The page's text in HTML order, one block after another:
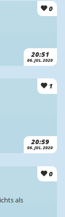
0
20:51
06. JUL. 2020
1
20:59
06. JUL. 2020
0
als